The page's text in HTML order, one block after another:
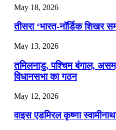
July 22, 2026
📝 डेली करेंट अफेयर्स: 19-
July 19, 2026
📝 डेली करेंट अफेयर्स: 16-
May 18, 2026
तीसरा ‘भारत-नॉर्डिक शिखर
May 13, 2026
तमिलनाडु, पश्चिम बंगाल,
विधानसभा का गठन
May 12, 2026
वाइस एडमिरल कृष्णा